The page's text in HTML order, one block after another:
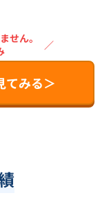
せん。
／
てみる＞